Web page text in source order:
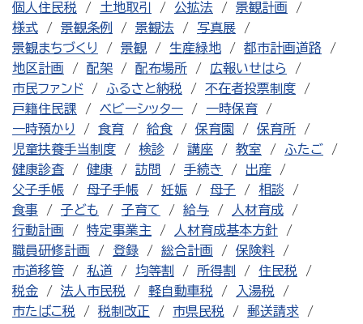
個人住民税
土地取引 公拡法
景観計画
様式
景観条例 景観法
写真展
景観まちづくり
景観 生産緑地
都市計画道路
地区計画
配架 配布場所
広報いせはら
市民ファンド
ふるさと納税
不在者投票制度
戸籍住民課
ベビーシッター
一時保育
一時預かり
食育 給食 保育園
保育所
児童扶養手当制度
検診 講座 教室
ふたご
健康診査
健康 訪問 手続き
出産
父子手帳
母子手帳 妊娠 母子
相談
食事
子ども 子育て 給与
人材育成
行動計画
特定事業主
人材育成基本方針
職員研修計画
登録 総合計画
保険料
市道移管
私道 均等割 所得割
住民税
税金
法人市民税 軽自動車税
入湯税
市たばこ税
税制改正 市県民税
郵送請求